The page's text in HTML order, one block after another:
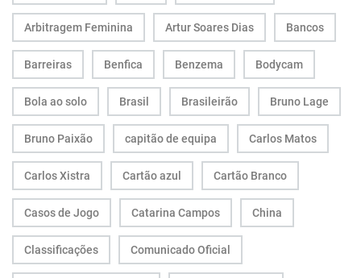
Arbitragem Feminina Artur Soares Dias Bancos
Barreiras Benfica Benzema Bodycam
Bola ao solo Brasil Brasileirão Bruno Lage
Bruno Paixão capitão de equipa Carlos Matos
Carlos Xistra Cartão azul Cartão Branco
Casos de Jogo Catarina Campos China
Classificações Comunicado Oficial